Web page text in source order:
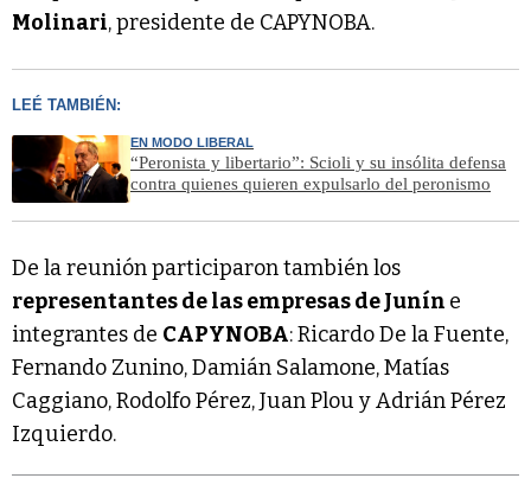
Molinari, presidente de CAPYNOBA.
LEÉ TAMBIÉN:
EN MODO LIBERAL
“Peronista y libertario”: Scioli y su insólita defensa
contra quienes quieren expulsarlo del peronismo
De la reunión participaron también los
representantes de las empresas de Junín e
integrantes de CAPYNOBA: Ricardo De la Fuente,
Fernando Zunino, Damián Salamone, Matías
Caggiano, Rodolfo Pérez, Juan Plou y Adrián Pérez
Izquierdo.